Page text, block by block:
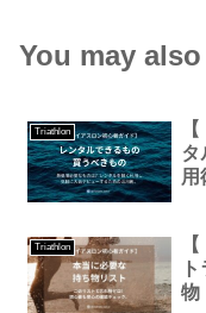
You may
Triathlon
タ
用
Triathlon
物